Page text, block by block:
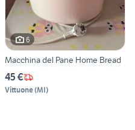
6
Macchina del Pane Home Bread
45 €
Vittuone(MI)